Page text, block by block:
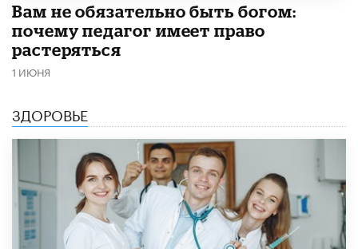
​Вам не обязательно быть богом:
почему педагог имеет право
растеряться
1 ИЮНЯ
ЗДОРОВЬЕ